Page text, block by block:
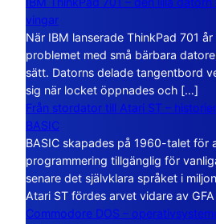
vingar
När IBM lanserade ThinkPad 701
problemet med små bärbara
sätt. Datorns delade tangentbord
sig när locket öppnades och […]
Från stordator till Atari ST –
BASIC
BASIC skapades på 1960-talet för
programmering tillgänglig för
senare det självklara språket i
Atari ST fördes arvet vidare av
Commodore DOS –